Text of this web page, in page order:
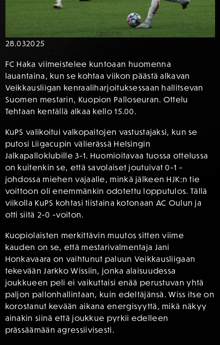
28.032025
FC Haka viimeistelee kuntoaan huomenna
lauantaina, kun se kohtaa viikon päästä alkavan
Veikkausliigan kenraaliharjoituksessaan hallitsevan
Suomen mestarin, Kuopion Palloseuran. Ottelu
Tehtaan kentällä alkaa kello 15.00.
KuPS valikoitui valkopaitojen vastustajaksi, kun se
putosi Liigacupin välierässä Helsingin
Jalkapalloklubille 3-1. Huomioitavaa tuossa ottelussa
on kuitenkin se, että savolaiset joutuivat 0-1 -
johdossa miehen vajaalle, minkä jälkeen HJK:n tie
voittoon oli enemmänkin odotettu lopputulos. Tällä
viikolla KuPS kohtasi tiistaina kotonaan AC Oulun ja
otti siitä 2-0 -voiton.
Kuopiolaisten merkittävin muutos sitten viime
kauden on se, että mestarivalmentaja Jani
Honkavaara on vaihtunut paluun Veikkausliigaan
tekevään Jarkko Wissiin, jonka alaisuudessa
joukkueen peli ei vaikuttaisi enää perustuvan yhtä
paljon pallonhallintaan, kuin edeltäjänsä. Wiss itse on
korostanut kevään aikana energisyyttä, mikä näkyy
ainakin siinä että joukkue pyrkii edelleen
prässäämään agressiivisesti.